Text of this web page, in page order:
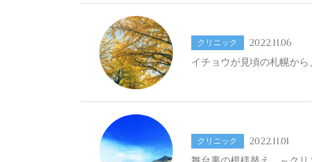
クリニック 2022.11.06
イチョウが見頃の札幌か
クリニック 2022.11.01